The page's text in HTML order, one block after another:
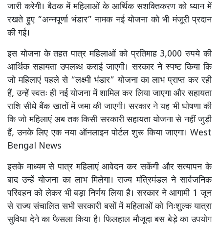
जारी करेगी। बैठक में महिलाओं के आर्थिक सशक्तिकरण को ध्यान में
रखते हुए “अन्नपूर्णा भंडार” नामक नई योजना को भी मंजूरी प्रदान
की गई।
इस योजना के तहत पात्र महिलाओं को प्रतिमाह 3,000 रुपये की
आर्थिक सहायता उपलब्ध कराई जाएगी। सरकार ने स्पष्ट किया कि
जो महिलाएं पहले से “लक्ष्मी भंडार” योजना का लाभ प्राप्त कर रही
हैं, उन्हें स्वतः ही नई योजना में शामिल कर लिया जाएगा और सहायता
राशि सीधे बैंक खातों में जमा की जाएगी। सरकार ने यह भी घोषणा की
कि जो महिलाएं अब तक किसी सरकारी सहायता योजना से नहीं जुड़ी
हैं, उनके लिए एक नया ऑनलाइन पोर्टल शुरू किया जाएगा। West
Bengal News
इसके माध्यम से पात्र महिलाएं आवेदन कर सकेंगी और सत्यापन के
बाद उन्हें योजना का लाभ मिलेगा। राज्य मंत्रिमंडल ने सार्वजनिक
परिवहन को लेकर भी बड़ा निर्णय लिया है। सरकार ने आगामी 1 जून
से राज्य संचालित सभी सरकारी बसों में महिलाओं को निःशुल्क यात्रा
सुविधा देने का फैसला किया है। फिलहाल मौजूदा बस बेड़े का उपयोग